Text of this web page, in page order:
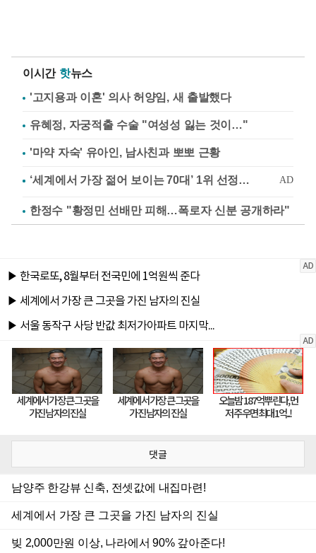
이시간 핫뉴스
'고지용과 이혼' 의사 허양임, 새 출발했다
유혜정, 자궁적출 수술 "여성성 잃는 것이…"
'마약 자숙' 유아인, 남사친과 뽀뽀 근황
한정수 "황정민 선배만 피해…폭로자 신분 공개하라"
댓글